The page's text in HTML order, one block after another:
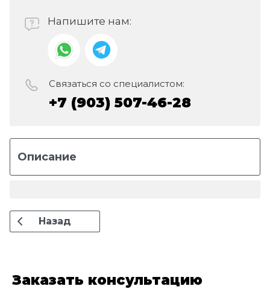
Напишите нам:
Связаться со специалистом:
+7 (903) 507-46-28
Описание
Назад
Заказать консультацию